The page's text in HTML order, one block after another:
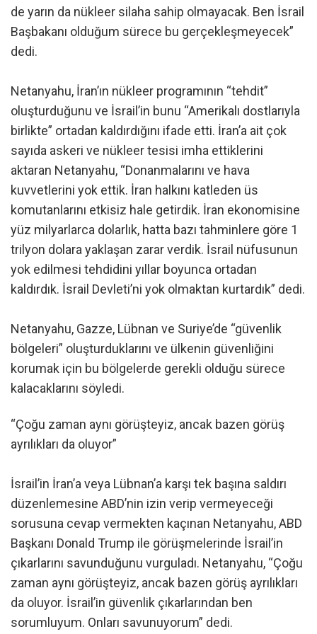
de yarın da nükleer silaha sahip olmayacak. Ben İsrail
Başbakanı olduğum sürece bu gerçekleşmeyecek”
dedi.
Netanyahu, İran’ın nükleer programının “tehdit”
oluşturduğunu ve İsrail’in bunu “Amerikalı dostlarıyla
birlikte” ortadan kaldırdığını ifade etti. İran’a ait çok
sayıda askeri ve nükleer tesisi imha ettiklerini
aktaran Netanyahu, “Donanmalarını ve hava
kuvvetlerini yok ettik. İran halkını katleden üs
komutanlarını etkisiz hale getirdik. İran ekonomisine
yüz milyarlarca dolarlık, hatta bazı tahminlere göre 1
trilyon dolara yaklaşan zarar verdik. İsrail nüfusunun
yok edilmesi tehdidini yıllar boyunca ortadan
kaldırdık. İsrail Devleti’ni yok olmaktan kurtardık” dedi.
Netanyahu, Gazze, Lübnan ve Suriye’de “güvenlik
bölgeleri” oluşturduklarını ve ülkenin güvenliğini
korumak için bu bölgelerde gerekli olduğu sürece
kalacaklarını söyledi.
“Çoğu zaman aynı görüşteyiz, ancak bazen görüş
ayrılıkları da oluyor”
İsrail’in İran’a veya Lübnan’a karşı tek başına saldırı
düzenlemesine ABD’nin izin verip vermeyeceği
sorusuna cevap vermekten kaçınan Netanyahu, ABD
Başkanı Donald Trump ile görüşmelerinde İsrail’in
çıkarlarını savunduğunu vurguladı. Netanyahu, “Çoğu
zaman aynı görüşteyiz, ancak bazen görüş ayrılıkları
da oluyor. İsrail’in güvenlik çıkarlarından ben
sorumluyum. Onları savunuyorum” dedi.